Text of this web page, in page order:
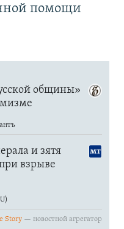
помощи